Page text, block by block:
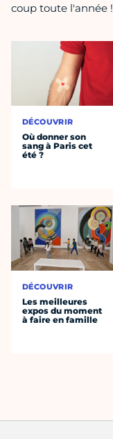
coup toute l'année !
DÉCOUVRIR
Où donner son
sang à Paris cet
été ?
DÉCOUVRIR
Les meilleures
expos du moment
à faire en famille